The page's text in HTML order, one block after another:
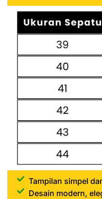
Tampilan simpel
Desain modern,